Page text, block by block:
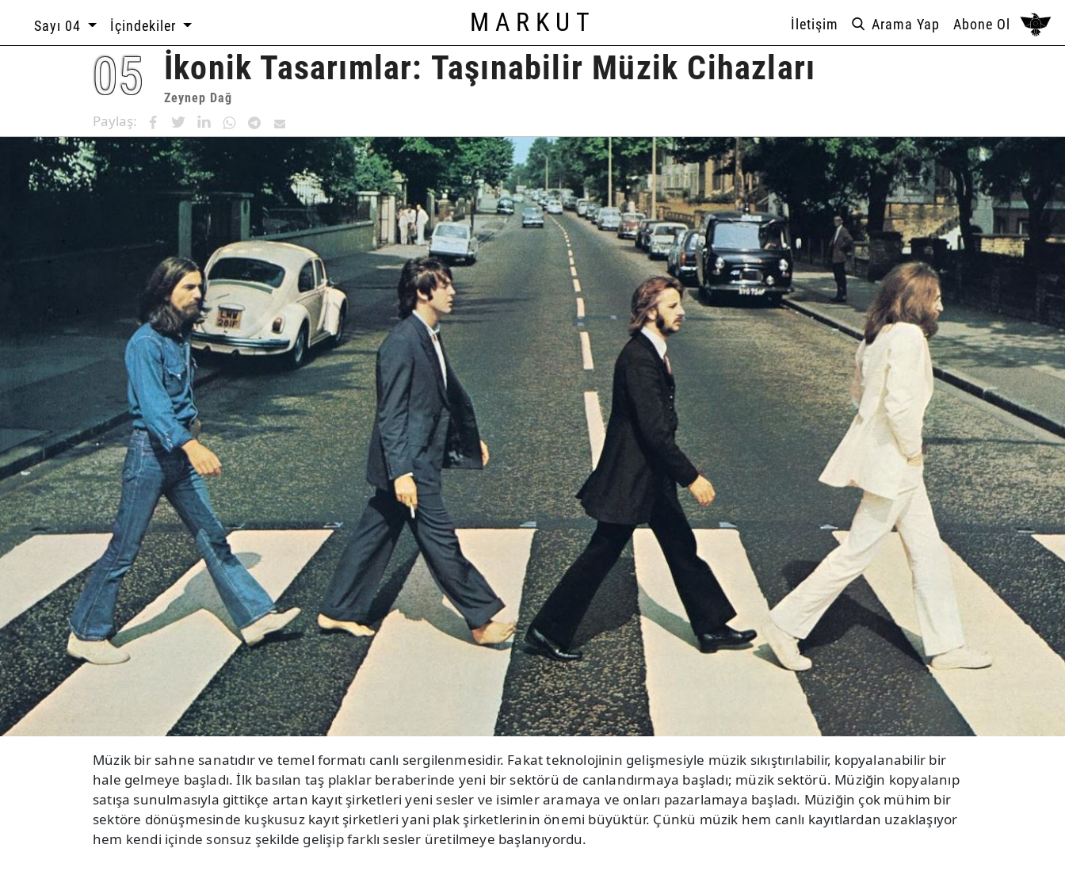
MARKUT
Sayı 04 İçindekiler İletişim Arama Yap Abone Ol
05 İkonik Tasarımlar: Taşınabilir Müzik Cihazları
Zeynep Dağ
Paylaş:
Müzik bir sahne sanatıdır ve temel formatı canlı sergilenmesidir. Fakat teknolojinin gelişmesiyle müzik sıkıştırılabilir, kopyalanabilir bir
hale gelmeye başladı. İlk basılan taş plaklar beraberinde yeni bir sektörü de canlandırmaya başladı; müzik sektörü. Müziğin kopyalanıp
satışa sunulmasıyla gittikçe artan kayıt şirketleri yeni sesler ve isimler aramaya ve onları pazarlamaya başladı. Müziğin çok mühim bir
sektöre dönüşmesinde kuşkusuz kayıt şirketleri yani plak şirketlerinin önemi büyüktür. Çünkü müzik hem canlı kayıtlardan uzaklaşıyor
hem kendi içinde sonsuz şekilde gelişip farklı sesler üretilmeye başlanıyordu.